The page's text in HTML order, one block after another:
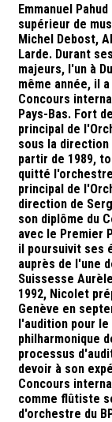
Emmanuel
supérieur de
Michel Debost,
Larde. Durant
majeurs, l'un à
même année, il
Concours
Pays-Bas. Fort
principal de
sous la direction
partir de 1989,
quitté
principal de
direction de
son diplôme du
avec le Premier
il poursuivit ses
auprès de l'une
Suissesse
1992, Nicolet
Genève en
l'audition pour
philharmonique
processus
devoir à son
Concours
comme flûtiste
d'orchestre du